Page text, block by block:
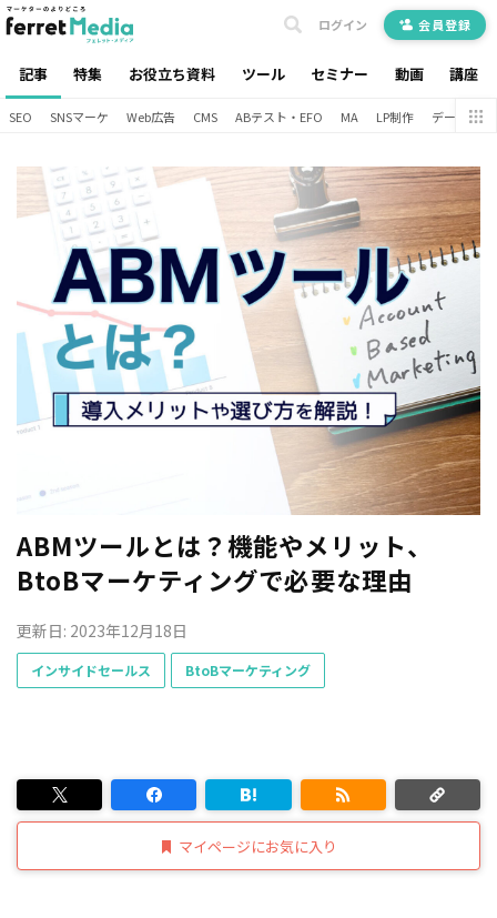
記事 特集 お役立ち資料 ツール セミナー 動画 講座
ログイン 会員登録
SEO SNSマーケ Web広告 CMS ABテスト・EFO MA LP制作 データ分析
ABMツールとは？機能やメリット、
BtoBマーケティングで必要な理由
更新日: 2023年12月18日
インサイドセールス BtoBマーケティング
マイページにお気に入り